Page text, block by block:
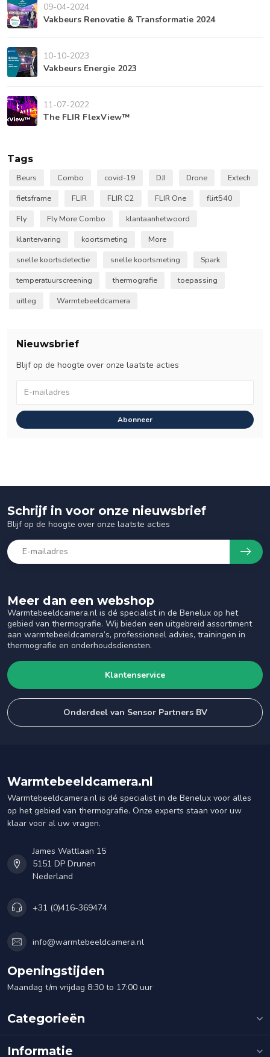
09-04-2024
Vakbeurs Renovatie & Transformatie 2024
10-10-2023
Vakbeurs Energie 2023
11-07-2022
The FLIR FlexView™
Tags
Beurs Combo covid-19 DJI Drone
Extech
fietsframe
FLIR FLIR C2 FLIR One
flirt540
Fly
Fly More Combo
klantaanhetwoord
klantervaring
koortsmeting
More
snelle koortsdetectie
snelle koortsmeting
Spark
temperatuurscreening
thermografie
toepassing
uitleg
Warmtebeeldcamera
Nieuwsbrief
Blijf op de hoogte over onze laatste acties
Abonneer
Meer dan een webshop
Warmtebeeldcamera.nl is dé specialist in de Benelux op het
gebied van thermografie. Wij bieden een uitgebreid assortiment
aan warmtebeeldcamera’s, professioneel advies, trainingen in
thermografie en onderhoudsdiensten.
Klantenservice
Onderdeel van Sensor Partners BV
Schrijf in voor onze nieuwsbrief
Blijf op de hoogte over onze laatste acties
Warmtebeeldcamera.nl
Warmtebeeldcamera.nl is dé specialist in de Benelux voor alles
op het gebied van thermografie. Onze experts staan voor uw
klaar voor al uw vragen.
James Wattlaan 15
5151 DP Drunen
Nederland
+31 (0)416-369474
info@warmtebeeldcamera.nl
Openingstijden
Maandag t/m vrijdag 8:30 to 17:00 uur
Categorieën
Informatie